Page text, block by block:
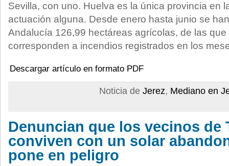
Sevilla, con uno. Huelva es la única provincia en
actuación alguna. Desde enero hasta junio se
Andalucía 126,99 hectáreas agrícolas, de las
corresponden a incendios registrados en los
Descargar artículo en formato PDF
Noticia de Jerez, Mediano en
Denuncian que los vecinos de
conviven con un solar
pone en peligro